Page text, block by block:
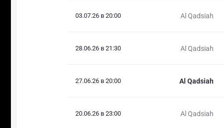
03.07.26 в 20:00 Al Qadsiah
28.06.26 в 21:30 Al Qadsiah
27.06.26 в 20:00 Al Qadsiah
20.06.26 в 23:00 Al Qadsiah